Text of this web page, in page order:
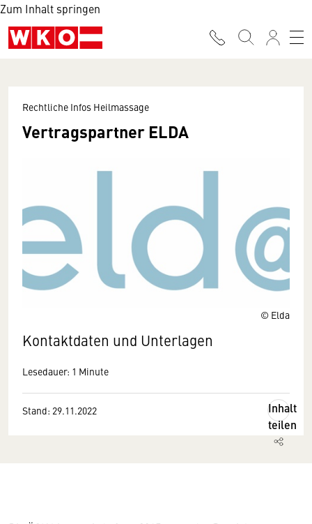
Zum Inhalt springen
© Elda
Rechtliche Infos Heilmassage
Vertragspartner ELDA
Kontaktdaten und Unterlagen
Lesedauer: 1 Minute
Stand: 29.11.2022
Inhalt
teilen